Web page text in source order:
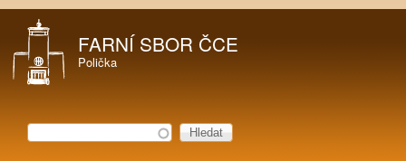
FARNÍ SBOR ČCE
Polička
Vyhledávání
Hledat